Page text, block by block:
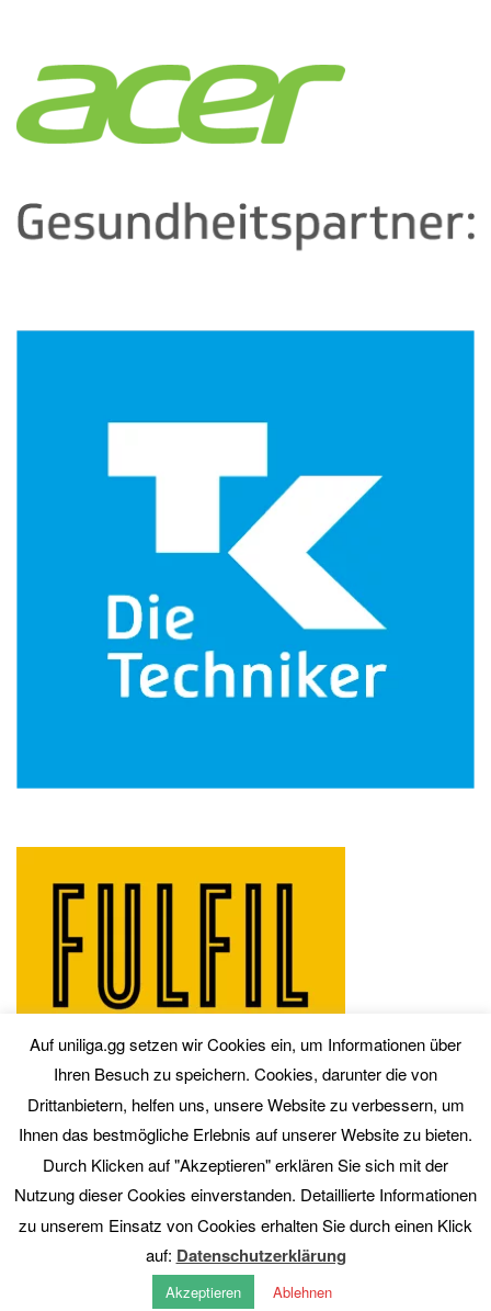
Auf uniliga.gg setzen wir Cookies ein, um Informationen über
Ihren Besuch zu speichern. Cookies, darunter die von
Drittanbietern, helfen uns, unsere Website zu verbessern, um
Ihnen das bestmögliche Erlebnis auf unserer Website zu bieten.
Durch Klicken auf "Akzeptieren" erklären Sie sich mit der
Nutzung dieser Cookies einverstanden. Detaillierte Informationen
zu unserem Einsatz von Cookies erhalten Sie durch einen Klick
auf: Datenschutzerklärung
Akzeptieren Ablehnen